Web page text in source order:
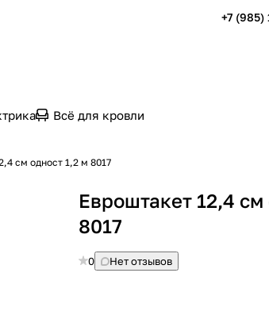
+7 (985)
Всё для кровли
см одност 1,2 м 8017
Евроштакет 12,4 см
8017
0 Нет отзывов